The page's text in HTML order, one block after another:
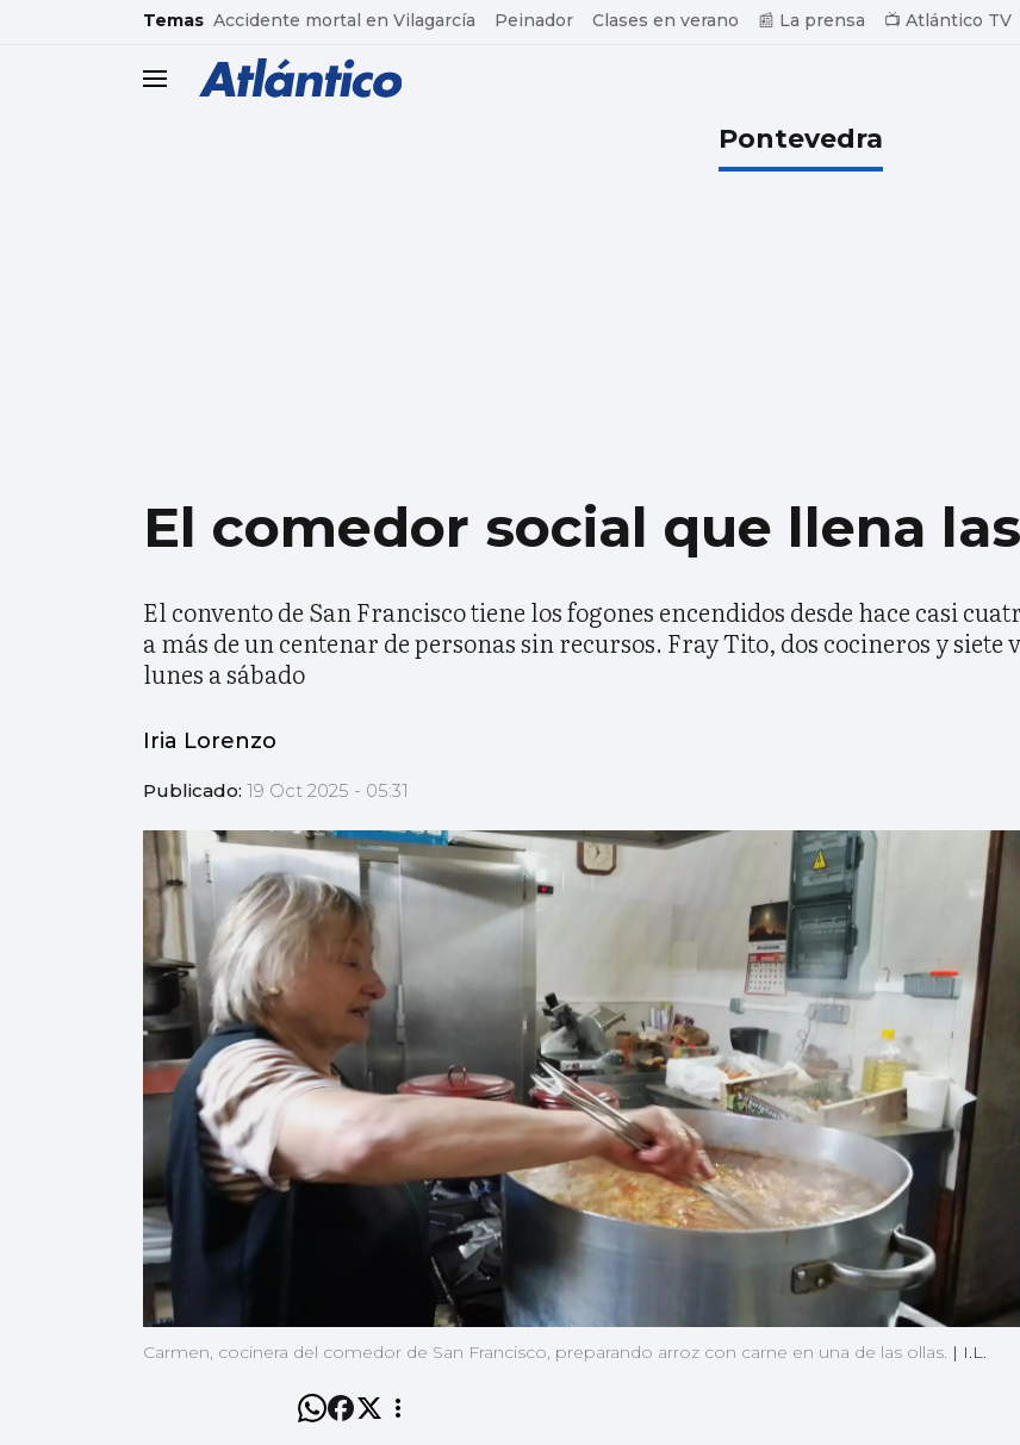
common.go-to-content
Temas Accidente mortal en Vilagarcía Peinador Clases en verano 📰 La prensa 📺 Atlántico TV
header.menu.open
Pontevedra
El comedor social que llena
El convento de San Francisco tiene los fogones encendidos desde hace casi
a más de un centenar de personas sin recursos. Fray Tito, dos cocineros y siete
lunes a sábado
Iria Lorenzo
Publicado: 19 Oct 2025 - 05:31
Carmen, cocinera del comedor de San Francisco, preparando arroz con carne en una de las ollas. | I.L.